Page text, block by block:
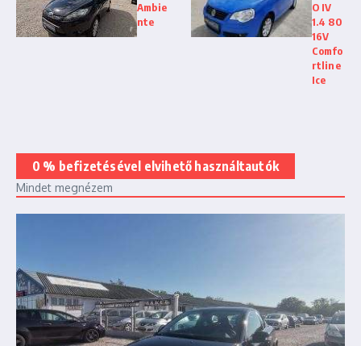
Ambie
nte
O IV
1.4 80
16V
Comfo
rtline
Ice
0 % befizetésével elvihető használtautók
Mindet megnézem